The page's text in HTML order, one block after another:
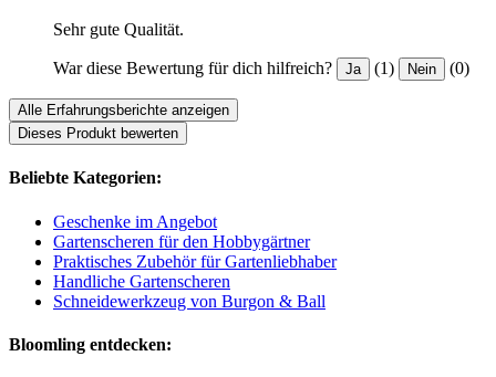
Sehr gute Qualität.
War diese Bewertung für dich hilfreich? Ja (1) Nein (0)
Alle Erfahrungsberichte anzeigen
Dieses Produkt bewerten
Beliebte Kategorien:
Geschenke im Angebot
Gartenscheren für den Hobbygärtner
Praktisches Zubehör für Gartenliebhaber
Handliche Gartenscheren
Schneidewerkzeug von Burgon & Ball
Bloomling entdecken: